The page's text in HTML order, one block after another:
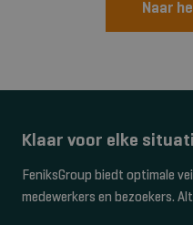
Naar
Klaar voor elke
FeniksGroup biedt optimale
medewerkers en bezoekers.